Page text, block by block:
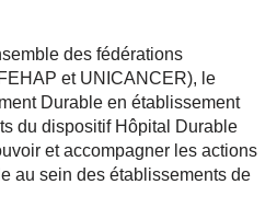
des fédérations
et UNICANCER), le
Durable en établissement
du dispositif Hôpital Durable
et accompagner les actions
au sein des établissements de